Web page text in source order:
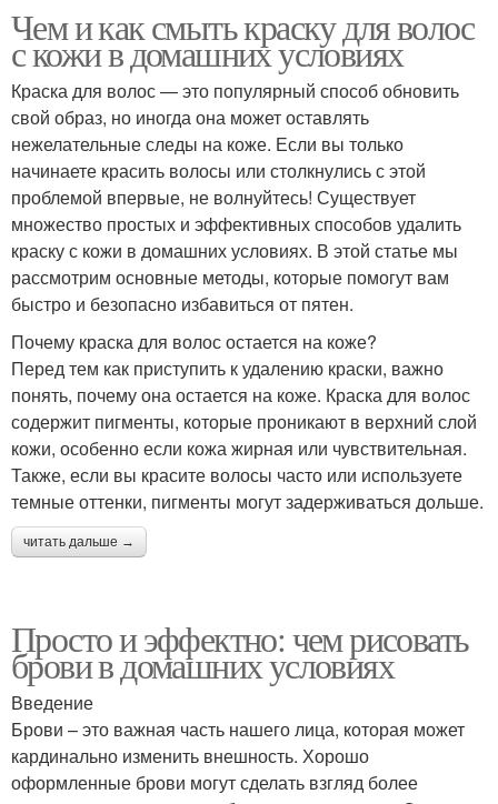
Чем и как смыть краску для волос
с кожи в домашних условиях
Краска для волос — это популярный способ обновить
свой образ, но иногда она может оставлять
нежелательные следы на коже. Если вы только
начинаете красить волосы или столкнулись с этой
проблемой впервые, не волнуйтесь! Существует
множество простых и эффективных способов удалить
краску с кожи в домашних условиях. В этой статье мы
рассмотрим основные методы, которые помогут вам
быстро и безопасно избавиться от пятен.
Почему краска для волос остается на коже?
Перед тем как приступить к удалению краски, важно
понять, почему она остается на коже. Краска для волос
содержит пигменты, которые проникают в верхний слой
кожи, особенно если кожа жирная или чувствительная.
Также, если вы красите волосы часто или используете
темные оттенки, пигменты могут задерживаться дольше.
читать дальше →
Просто и эффектно: чем рисовать
брови в домашних условиях
Введение
Брови – это важная часть нашего лица, которая может
кардинально изменить внешность. Хорошо
оформленные брови могут сделать взгляд более